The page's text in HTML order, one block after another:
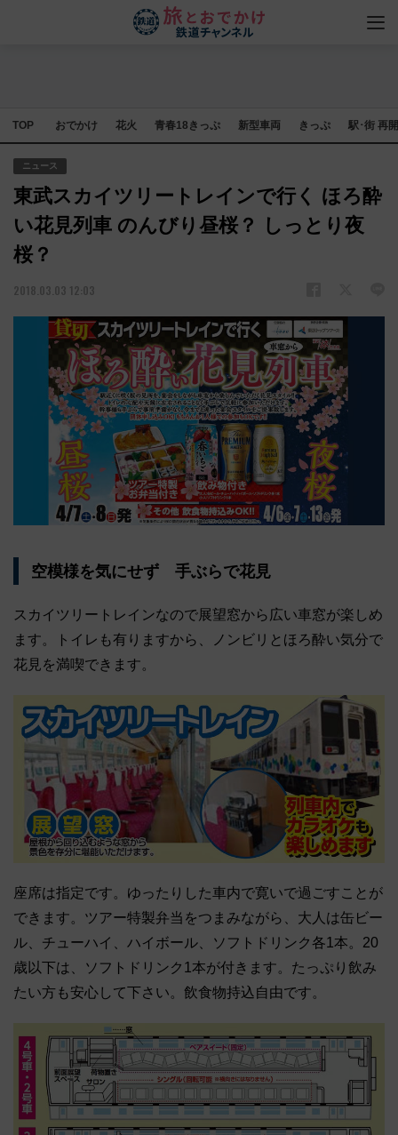
TOP おでかけ 花火 青春18きっぷ 新型車両 きっぷ 駅･街 再
ニュース
東武スカイツリートレインで行く ほろ酔
い花見列車 のんびり昼桜？ しっとり夜
桜？
2018.03.03 12:03
空模様を気にせず 手ぶらで花見
スカイツリートレインなので展望窓から広い車窓が楽しめ
ます。トイレも有りますから、ノンビリとほろ酔い気分で
花見を満喫できます。
座席は指定です。ゆったりした車内で寛いで過ごすことが
できます。ツアー特製弁当をつまみながら、大人は缶ビー
ル、チューハイ、ハイボール、ソフトドリンク各1本。20
歳以下は、ソフトドリンク1本が付きます。たっぷり飲み
たい方も安心して下さい。飲食物持込自由です。